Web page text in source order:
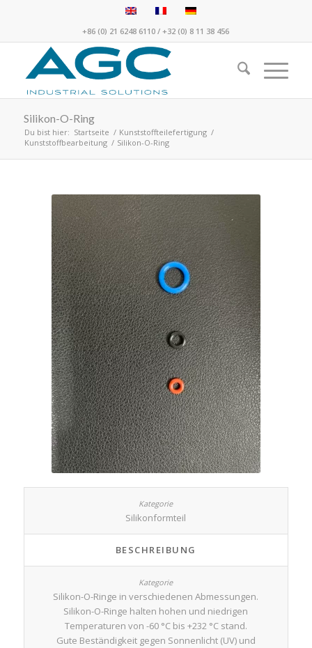
+86 (0) 21 6248 6110 /+32 (0) 8 11 38 456
Silikon-O-Ring
Du bist hier: Startseite / Kunststoffteilefertigung /
Kunststoffbearbeitung / Silikon-O-Ring
Silikonformteil
BESCHREIBUNG
Silikon-O-Ringe in verschiedenen Abmessungen.
Silikon-O-Ringe halten hohen und niedrigen
Temperaturen von -60 °C bis +232 °C stand.
Gute Beständigkeit gegen Sonnenlicht (UV) und